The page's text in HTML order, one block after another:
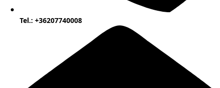
Tel.: +36207740008